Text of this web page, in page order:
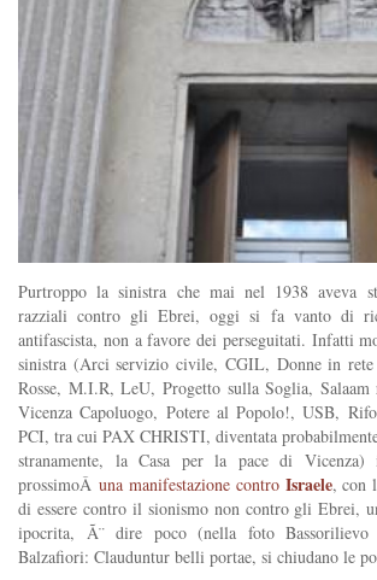
Purtroppo la sinistra che mai nel 1938 aveva
razziali contro gli Ebrei, oggi si fa vanto di
antifascista, non a favore dei perseguitati. Infatti
sinistra (Arci servizio civile, CGIL, Donne in rete
Rosse, M.I.R, LeU, Progetto sulla Soglia,
Vicenza Capoluogo, Potere al Popolo!, USB,
PCI, tra cui PAX CHRISTI, diventata
stranamente, la Casa per la pace di Vicenza)
prossimoÂ una manifestazione contro Israele, con
di essere contro il sionismo non contro gli Ebrei,
ipocrita, Ã¨ dire poco (nella foto Bassorilievo
Balzafiori: Clauduntur belli portae, si chiudano le